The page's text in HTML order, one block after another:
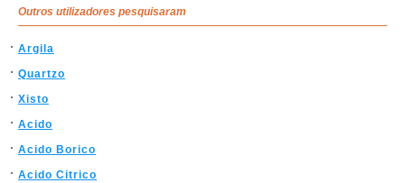
Outros utilizadores pesquisaram
Argila
Quartzo
Xisto
Acido
Acido Borico
Acido Citrico